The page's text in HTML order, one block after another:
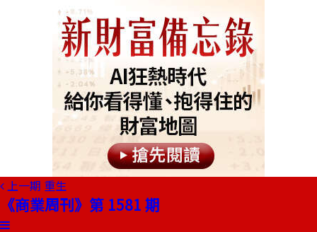
上一期 重生
《商業周刊》第 1581 期